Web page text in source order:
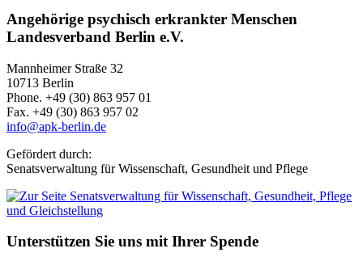
Angehörige psychisch erkrankter Menschen
Landesverband Berlin e.V.
Mannheimer Straße 32
10713 Berlin
Phone. +49 (30) 863 957 01
Fax. +49 (30) 863 957 02
info@apk-berlin.de
Gefördert durch:
Senatsverwaltung für Wissenschaft, Gesundheit und Pflege
Unterstützen Sie uns mit Ihrer Spende